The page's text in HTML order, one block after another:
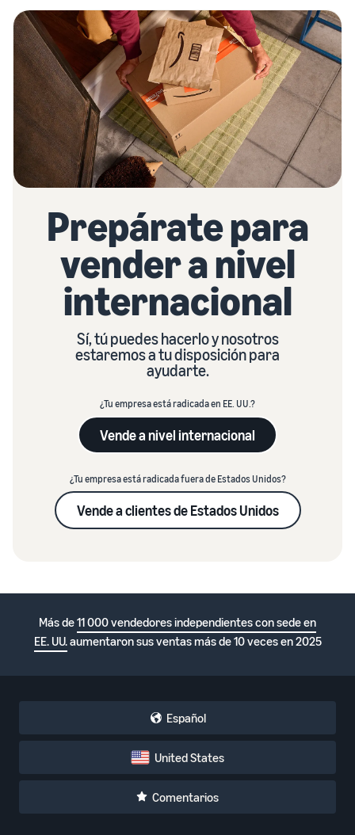
Prepárate para
vender a nivel
internacional
Sí, tú puedes hacerlo y nosotros
estaremos a tu disposición para
ayudarte.
¿Tu empresa está radicada en EE. UU.?
Vende a nivel internacional
¿Tu empresa está radicada fuera de Estados Unidos?
Vende a clientes de Estados Unidos
Más de11 000 vendedores independientes con sede en
EE. UU.aumentaron sus ventas más de 10 veces en 2025
Español
United States
Comentarios